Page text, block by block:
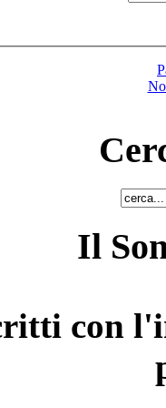
Il
con